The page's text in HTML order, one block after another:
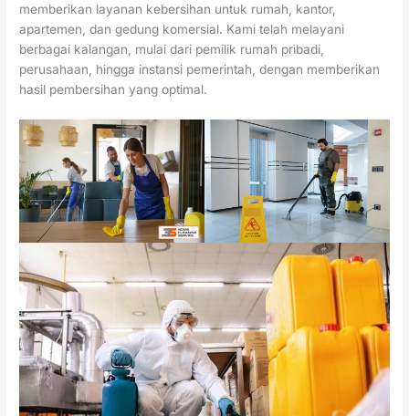
memberikan layanan kebersihan untuk rumah, kantor,
apartemen, dan gedung komersial. Kami telah melayani
berbagai kalangan, mulai dari pemilik rumah pribadi,
perusahaan, hingga instansi pemerintah, dengan memberikan
hasil pembersihan yang optimal.